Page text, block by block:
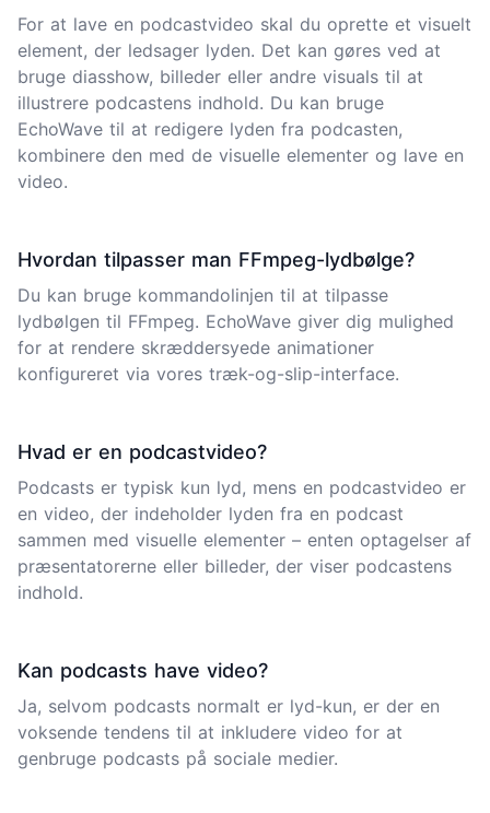
For at lave en podcastvideo skal du oprette et visuelt
element, der ledsager lyden. Det kan gøres ved at
bruge diasshow, billeder eller andre visuals til at
illustrere podcastens indhold. Du kan bruge
EchoWave til at redigere lyden fra podcasten,
kombinere den med de visuelle elementer og lave en
video.
Hvordan tilpasser man FFmpeg-lydbølge?
Du kan bruge kommandolinjen til at tilpasse
lydbølgen til FFmpeg. EchoWave giver dig mulighed
for at rendere skræddersyede animationer
konfigureret via vores træk-og-slip-interface.
Hvad er en podcastvideo?
Podcasts er typisk kun lyd, mens en podcastvideo er
en video, der indeholder lyden fra en podcast
sammen med visuelle elementer – enten optagelser af
præsentatorerne eller billeder, der viser podcastens
indhold.
Kan podcasts have video?
Ja, selvom podcasts normalt er lyd-kun, er der en
voksende tendens til at inkludere video for at
genbruge podcasts på sociale medier.